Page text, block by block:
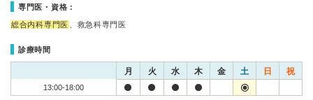
専門医・資格：
総合内科専門医 、救急科専門医
診療時間
月 火 水 木 金 土 日 祝
13:00-18:00